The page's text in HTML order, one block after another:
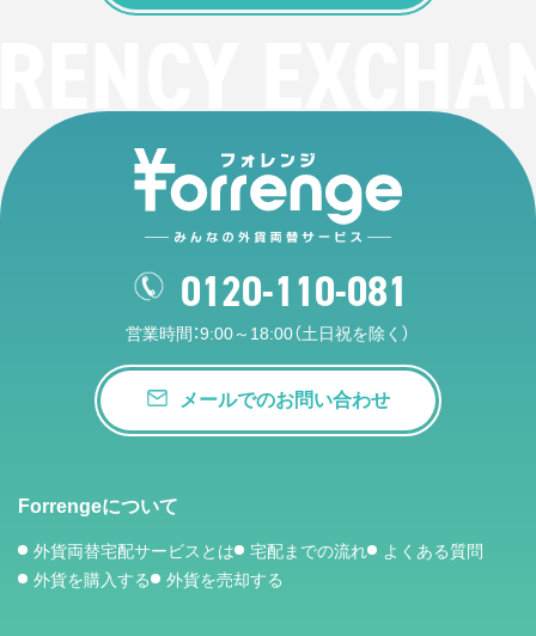
0120-110-081
営業時間：9:00～18:00（土日祝を除く）
メールでのお問い合わせ
Forrengeについて
外貨両替宅配サービスとは 宅配までの流れ
よくある質問
外貨を購入する
外貨を売却する